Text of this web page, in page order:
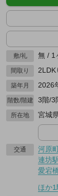
敷/礼 無 / 1
間取り 2LDK
築年月 2026
階数/階建 3階/3
所在地 宮城
交通 河原
連坊
愛宕
ほか1